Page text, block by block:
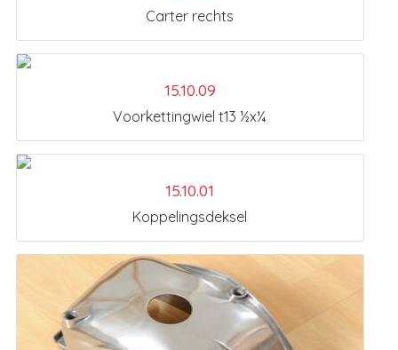
Carter rechts
15.10.09
Voorkettingwiel t13 ½x¼
15.10.01
Koppelingsdeksel